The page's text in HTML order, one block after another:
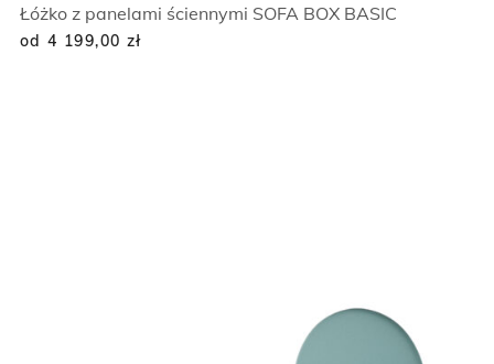
Łóżko z panelami ściennymi SOFA BOX BASIC
od 4 199,00 zł